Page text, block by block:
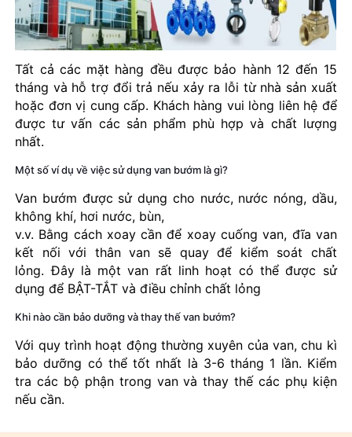
Tất cả các mặt hàng đều được bảo hành 12 đến 15
tháng và hỗ trợ đổi trả nếu xảy ra lỗi từ nhà sản xuất
hoặc đơn vị cung cấp. Khách hàng vui lòng liên hệ để
được tư vấn các sản phẩm phù hợp và chất lượng
nhất.
Một số ví dụ về việc sử dụng van bướm là gì?
Van bướm được sử dụng cho nước, nước nóng, dầu,
không khí, hơi nước, bùn,
v.v. Bằng cách xoay cần để xoay cuống van, đĩa van
kết nối với thân van sẽ quay để kiểm soát chất
lỏng. Đây là một van rất linh hoạt có thể được sử
dụng để BẬT-TẮT và điều chỉnh chất lỏng
Khi nào cần bảo dưỡng và thay thế van bướm?
Với quy trình hoạt động thường xuyên của van, chu kì
bảo dưỡng có thể tốt nhất là 3-6 tháng 1 lần. Kiểm
tra các bộ phận trong van và thay thế các phụ kiện
nếu cần.